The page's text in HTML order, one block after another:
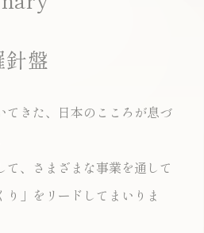
針盤
てきた、日本のこころが息づ
、
さまざまな事業を通して
り」をリードしてまいりま